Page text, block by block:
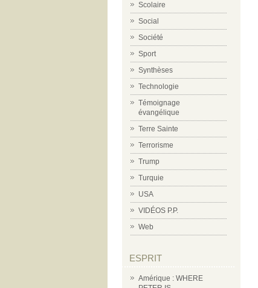
Scolaire
Social
Société
Sport
Synthèses
Technologie
Témoignage
évangélique
Terre Sainte
Terrorisme
Trump
Turquie
USA
VIDÉOS P.P.
Web
ESPRIT
Amérique : WHERE